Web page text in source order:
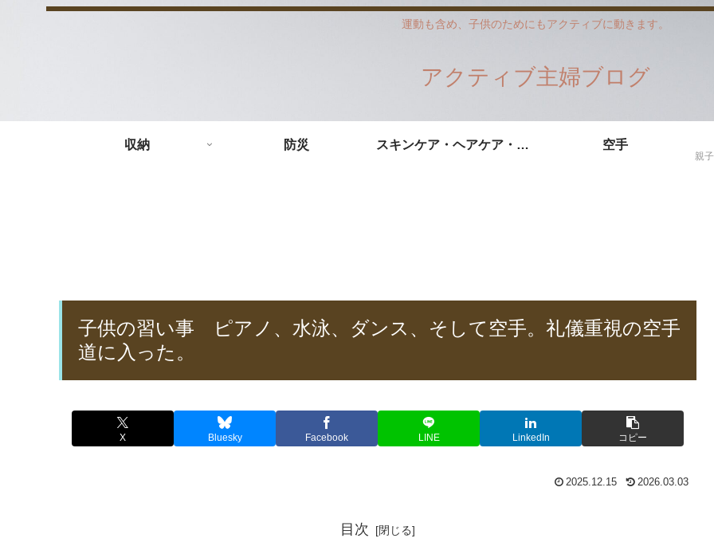
運動も含め、子供のためにもアクティブに動きます。
アクティブ主婦ブログ
収納 防災 スキンケア・ヘアケア・ダイエット 空手
子供の習い事 ピアノ、水泳、ダンス、そして空手。礼儀重視の空手
道に入った。
X Bluesky Facebook LINE LinkedIn コピー
2025.12.15 2026.03.03
目次